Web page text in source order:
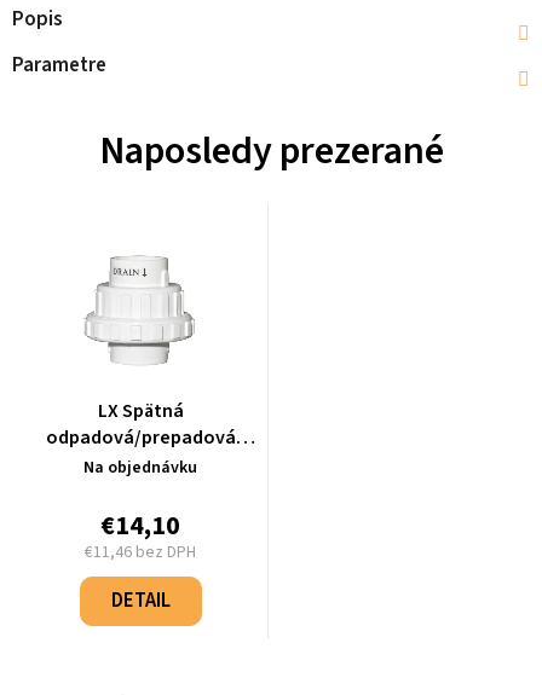
Popis
Parametre
Naposledy prezerané
LX Spätná
odpadová/prepadová
klapka k Bloweru -
Na objednávku
€14,10
€11,46 bez DPH
Jednotková
cena:
DETAIL